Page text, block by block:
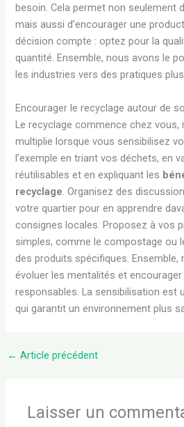
besoin. Cela permet non seulement
mais aussi d’encourager une
décision compte : optez pour la
quantité. Ensemble, nous avons le
les industries vers des pratiques
Encourager le recyclage autour de
Le recyclage commence chez
multiplie lorsque vous sensibilisez
l’exemple en triant vos déchets, en
réutilisables et en expliquant les
recyclage. Organisez des
votre quartier pour en apprendre
consignes locales. Proposez à vos
simples, comme le compostage ou
des produits spécifiques. Ensemble,
évoluer les mentalités et
responsables. La sensibilisation est
qui garantit un environnement plus
← Article précédent
Laisser un